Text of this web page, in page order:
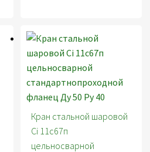
Кран стальной шаровой
Ci 11с67п
цельносварной